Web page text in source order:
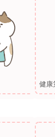
健康